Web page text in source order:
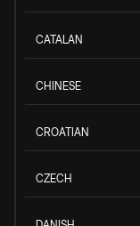
CATALAN
CHINESE
CROATIAN
CZECH